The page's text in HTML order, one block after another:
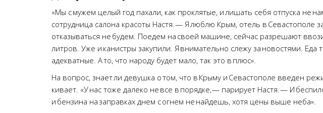
«Мы с мужем целый год пахали, как проклятые, и лишать себя отпуска не
сотрудница салона красоты Настя. — Я люблю Крым, отель в Севастополе
отказываться не будем. Поедем на своей машине, сейчас разрешают
литров. Уже и канистры закупили. Я внимательно слежу за новостями. Еда
адекватные. А то, что народу будет мало, так это в плюс».
На вопрос, знает ли девушка о том, что в Крыму и Севастополе введен
кивает. «У нас тоже далеко не все в порядке, — парирует Настя. — И
и бензина на заправках днем с огнем не найдешь, хотя цены выше неба».